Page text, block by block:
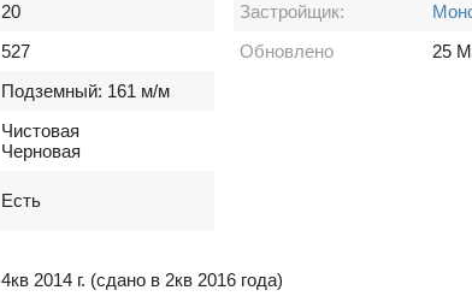
20
527
Подземный: 161 м/м
Чистовая
Черновая
Есть
Застройщик:
Обновлено
25
4кв 2014 г. (сдано в 2кв 2016 года)